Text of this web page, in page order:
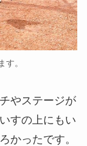
す。
やステージが
すの上にもい
かったです。